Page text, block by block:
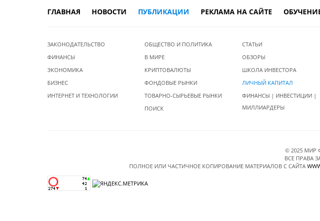
ГЛАВНАЯ НОВОСТИ ПУБЛИКАЦИИ РЕКЛАМА НА САЙТЕ
ЗАКОНОДАТЕЛЬСТВО
ФИНАНСЫ
ЭКОНОМИКА
БИЗНЕС
ИНТЕРНЕТ И ТЕХНОЛОГИИ
ОБЩЕСТВО И ПОЛИТИКА
В МИРЕ
КРИПТОВАЛЮТЫ
ФОНДОВЫЕ РЫНКИ
ТОВАРНО-СЫРЬЕВЫЕ РЫНКИ
ПОИСК
СТАТЬИ
ОБЗОРЫ
ШКОЛА ИНВЕСТОРА
ЛИЧНЫЙ КАПИТАЛ
ФИНАНСЫ | ИНВЕСТИЦИИ |
МИЛЛИАРДЕРЫ
© 2025 МИР
ВСЕ ПРАВА
ПОЛНОЕ ИЛИ ЧАСТИЧНОЕ КОПИРОВАНИЕ МАТЕРИАЛОВ C САЙТА